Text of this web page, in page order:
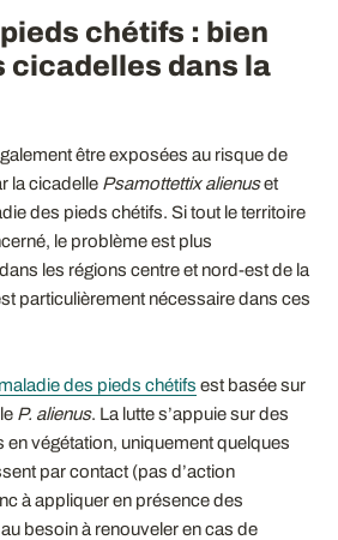
chétifs : bien
cicadelles dans la
être exposées au risque de
la cicadelle Psamottettix alienuset
des pieds chétifs. Si tout le territoire
le problème est plus
les régions centre et nord-est de la
particulièrement nécessaire dans ces
des pieds chétifs est basée sur
P. alienus. La lutte s’appuie sur des
végétation, uniquement quelques
par contact (pas d’action
à appliquer en présence des
besoin à renouveler en cas de